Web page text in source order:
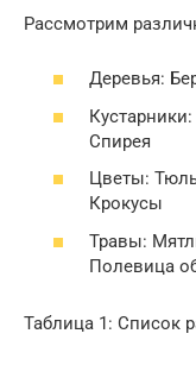
Рассмотрим
Деревья:
Спирея
Цветы:
Крокусы
Травы:
Полевица
Таблица 1: Список